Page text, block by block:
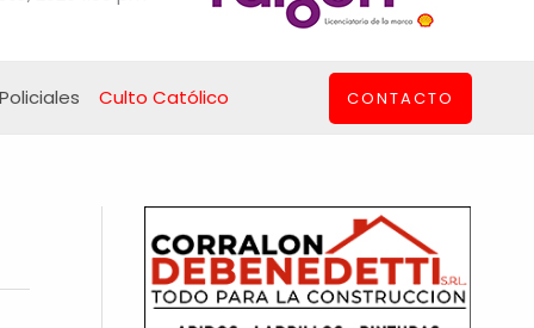
Policiales Culto Católico CONTACTO